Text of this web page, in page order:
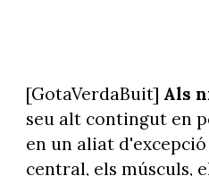
[GotaVerdaBuit] Als
seu alt contingut en
en un aliat
central, els músculs,